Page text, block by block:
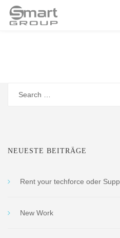
NEUESTE BEITRÄGE
Rent your techforce oder
New Work